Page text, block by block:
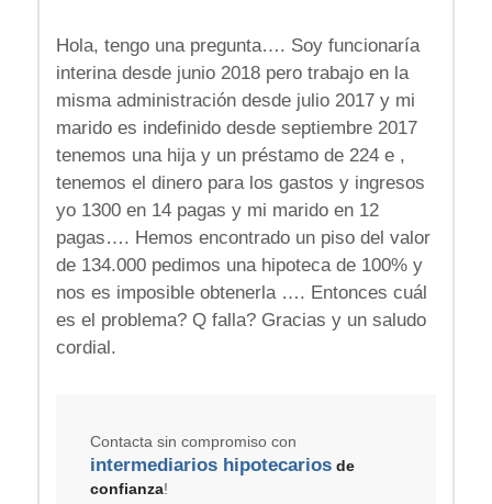
Hola, tengo una pregunta…. Soy funcionaría
interina desde junio 2018 pero trabajo en la
misma administración desde julio 2017 y mi
marido es indefinido desde septiembre 2017
tenemos una hija y un préstamo de 224 e ,
tenemos el dinero para los gastos y ingresos
yo 1300 en 14 pagas y mi marido en 12
pagas…. Hemos encontrado un piso del valor
de 134.000 pedimos una hipoteca de 100% y
nos es imposible obtenerla …. Entonces cuál
es el problema? Q falla? Gracias y un saludo
cordial.
Contacta sin compromiso con
intermediarios hipotecariosde
confianza!